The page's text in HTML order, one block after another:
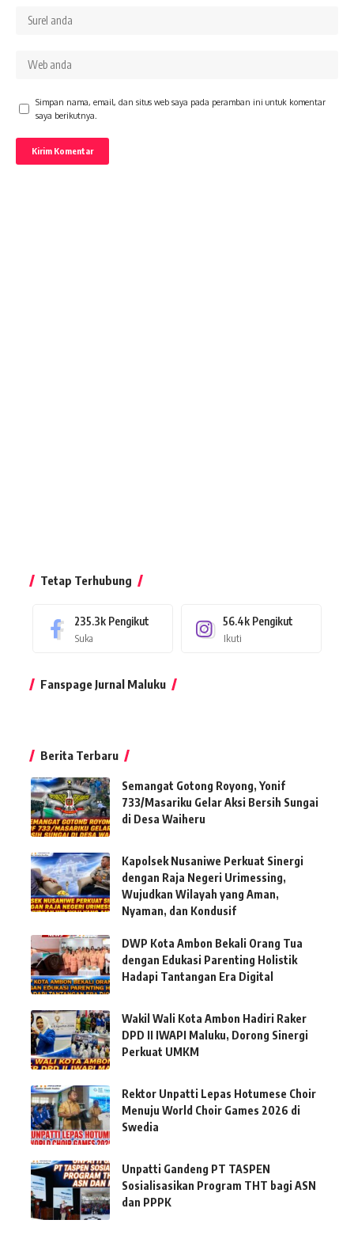
Simpan nama, email, dan situs web saya pada peramban ini untuk komentar
saya berikutnya.
Tetap Terhubung
235.3k Pengikut
Suka
56.4k Pengikut
Ikuti
Fanspage Jurnal Maluku
Berita Terbaru
Semangat Gotong Royong, Yonif
733/Masariku Gelar Aksi Bersih Sungai
di Desa Waiheru
Kapolsek Nusaniwe Perkuat Sinergi
dengan Raja Negeri Urimessing,
Wujudkan Wilayah yang Aman,
Nyaman, dan Kondusif
DWP Kota Ambon Bekali Orang Tua
dengan Edukasi Parenting Holistik
Hadapi Tantangan Era Digital
Wakil Wali Kota Ambon Hadiri Raker
DPD II IWAPI Maluku, Dorong Sinergi
Perkuat UMKM
Rektor Unpatti Lepas Hotumese Choir
Menuju World Choir Games 2026 di
Swedia
Unpatti Gandeng PT TASPEN
Sosialisasikan Program THT bagi ASN
dan PPPK